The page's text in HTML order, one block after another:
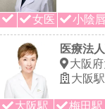
女医 小陰
医療法
大阪
大阪
大阪駅 梅田駅